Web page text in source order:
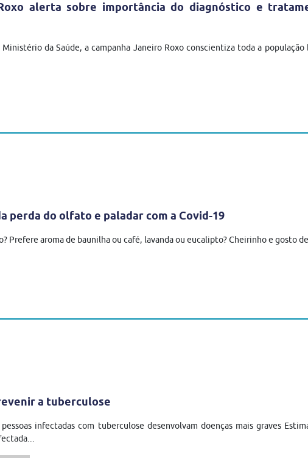
alerta sobre importância do diagnóstico e
da Saúde, a campanha Janeiro Roxo conscientiza toda a
perda do olfato e paladar com a Covid-19
Prefere aroma de baunilha ou café, lavanda ou eucalipto? Cheirinho e gosto
a tuberculose
infectadas com tuberculose desenvolvam doenças mais graves